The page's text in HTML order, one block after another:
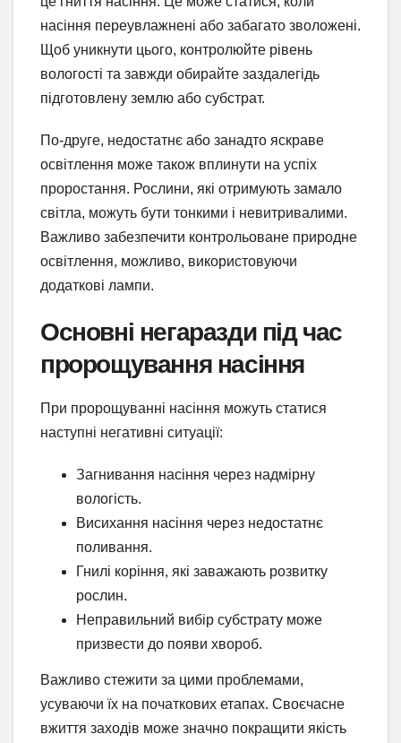
насіння переувлажнені або забагато зволожені.
Щоб уникнути цього, контролюйте рівень
вологості та завжди обирайте заздалегідь
підготовлену землю або субстрат.
По-друге, недостатнє або занадто яскраве
освітлення може також вплинути на успіх
проростання. Рослини, які отримують замало
світла, можуть бути тонкими і невитривалими.
Важливо забезпечити контрольоване природне
освітлення, можливо, використовуючи
додаткові лампи.
Основні негаразди під час
пророщування насіння
При пророщуванні насіння можуть статися
наступні негативні ситуації:
Загнивання насіння через надмірну
вологість.
Висихання насіння через недостатнє
поливання.
Гнилі коріння, які заважають розвитку
рослин.
Неправильний вибір субстрату може
призвести до появи хвороб.
Важливо стежити за цими проблемами,
усуваючи їх на початкових етапах. Своєчасне
вжиття заходів може значно покращити якість